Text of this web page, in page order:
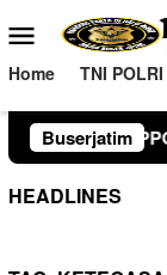
ke
konten
Menu
Mobile
Home TNI POLRI
Buserjatim
BGN Jika
HEADLINES